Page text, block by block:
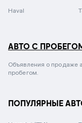
Haval
АВТО С
Объявления о продаже
пробегом.
ПОПУЛЯРНЫЕ